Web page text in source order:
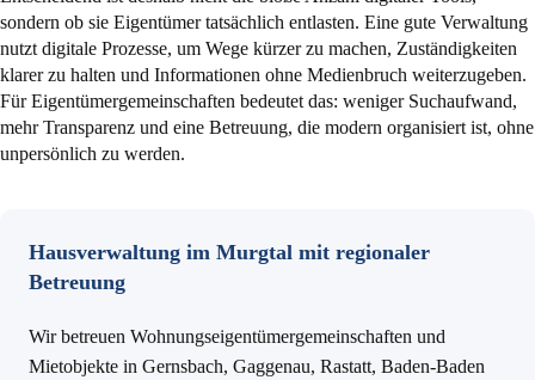
sondern ob sie Eigentümer tatsächlich entlasten. Eine gute Verwaltung
nutzt digitale Prozesse, um Wege kürzer zu machen, Zuständigkeiten
klarer zu halten und Informationen ohne Medienbruch weiterzugeben.
Für Eigentümergemeinschaften bedeutet das: weniger Suchaufwand,
mehr Transparenz und eine Betreuung, die modern organisiert ist, ohne
unpersönlich zu werden.
Hausverwaltung im Murgtal mit regionaler
Betreuung
Wir betreuen Wohnungseigentümergemeinschaften und
Mietobjekte in Gernsbach, Gaggenau, Rastatt, Baden-Baden